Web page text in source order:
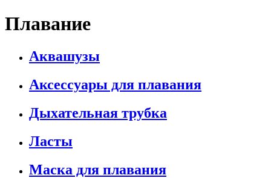
Плавание
Аквашузы
Аксессуары для плавания
Дыхательная трубка
Ласты
Маска для плавания